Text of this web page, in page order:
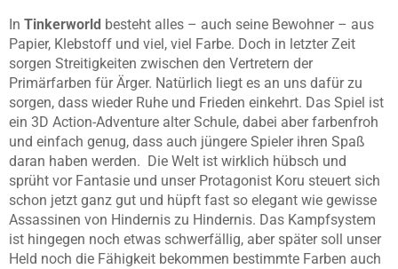
In Tinkerworld besteht alles – auch seine Bewohner – aus
Papier, Klebstoff und viel, viel Farbe. Doch in letzter Zeit
sorgen Streitigkeiten zwischen den Vertretern der
Primärfarben für Ärger. Natürlich liegt es an uns dafür zu
sorgen, dass wieder Ruhe und Frieden einkehrt. Das Spiel ist
ein 3D Action-Adventure alter Schule, dabei aber farbenfroh
und einfach genug, dass auch jüngere Spieler ihren Spaß
daran haben werden. Die Welt ist wirklich hübsch und
sprüht vor Fantasie und unser Protagonist Koru steuert sich
schon jetzt ganz gut und hüpft fast so elegant wie gewisse
Assassinen von Hindernis zu Hindernis. Das Kampfsystem
ist hingegen noch etwas schwerfällig, aber später soll unser
Held noch die Fähigkeit bekommen bestimmte Farben auch